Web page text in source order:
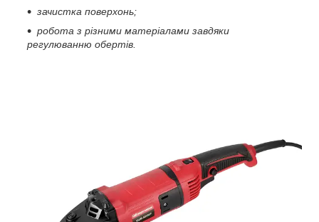
зачистка поверхонь;
робота з різними матеріалами завдяки
регулюванню обертів.